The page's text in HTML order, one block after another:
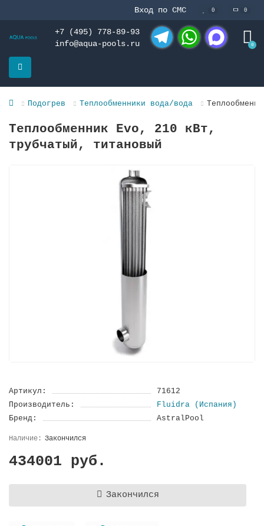
Вход по СМС 0 0
+7 (495) 778-89-93
info@aqua-pools.ru
0
Подогрев Теплообменники вода/вода
Теплообменник Evo, 210 кВт,
трубчатый, титановый
Артикул:
71612
Производитель:
Fluidra (Испания)
Бренд:
AstralPool
Закончился
434001 руб.
Закончился